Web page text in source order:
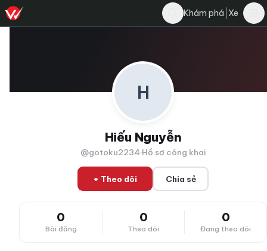
Khám phá Xe
H
Hiếu Nguyễn
@gotoku2234·Hồ sơ công khai
0
Bài đăng
0
Theo dõi
0
Đang theo dõi
+ Theo dõi Chia sẻ